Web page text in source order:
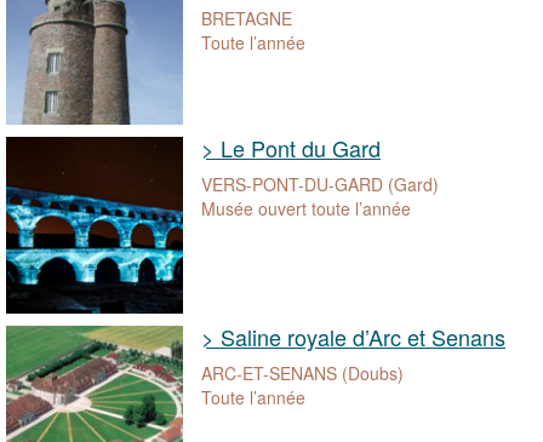
BRETAGNE
Toute l’année
> Le Pont du Gard
VERS-PONT-DU-GARD (Gard)
Musée ouvert toute l’année
> Saline royale d’Arc et Senans
ARC-ET-SENANS (Doubs)
Toute l’année